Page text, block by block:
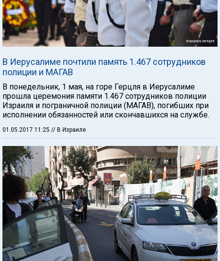
В Иерусалиме почтили память 1.467 сотрудников
полиции и МАГАВ
В понедельник, 1 мая, на горе Герцля в Иерусалиме
прошла церемония памяти 1.467 сотрудников полиции
Израиля и пограничной полиции (МАГАВ), погибших при
исполнении обязанностей или скончавшихся на службе.
01.05.2017 11:25 // В Израиле